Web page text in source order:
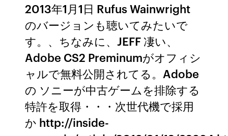
2013年1月1日 Rufus Wainwright
のバージョンも聴いてみたいで
す。、ちなみに、JEFF 凄い、
Adobe CS2 Preminumがオフィシ
ャルで無料公開されてる。Adobe
の ソニーが中古ゲームを排除する
特許を取得・・・次世代機で採用
か http://inside-